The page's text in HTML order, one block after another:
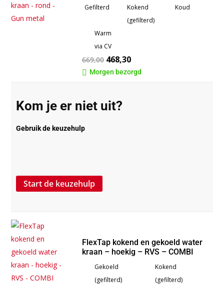
Gefilterd
Kokend
(gefilterd)
Koud
Warm
via CV
669,00 468,30
 Morgen bezorgd
Kom je er niet uit?
Gebruik de keuzehulp
Start de keuzehulp
FlexTap kokend en gekoeld water
kraan – hoekig – RVS – COMBI
Gekoeld
(gefilterd)
Kokend
(gefilterd)